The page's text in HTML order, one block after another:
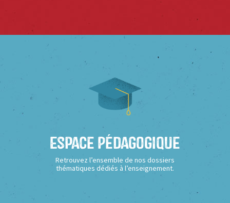
Espace Pédagogique
Retrouvez l’ensemble de nos dossiers
thématiques dédiés à l’enseignement.